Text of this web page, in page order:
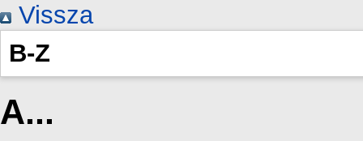
Vissza
B-Z
A...